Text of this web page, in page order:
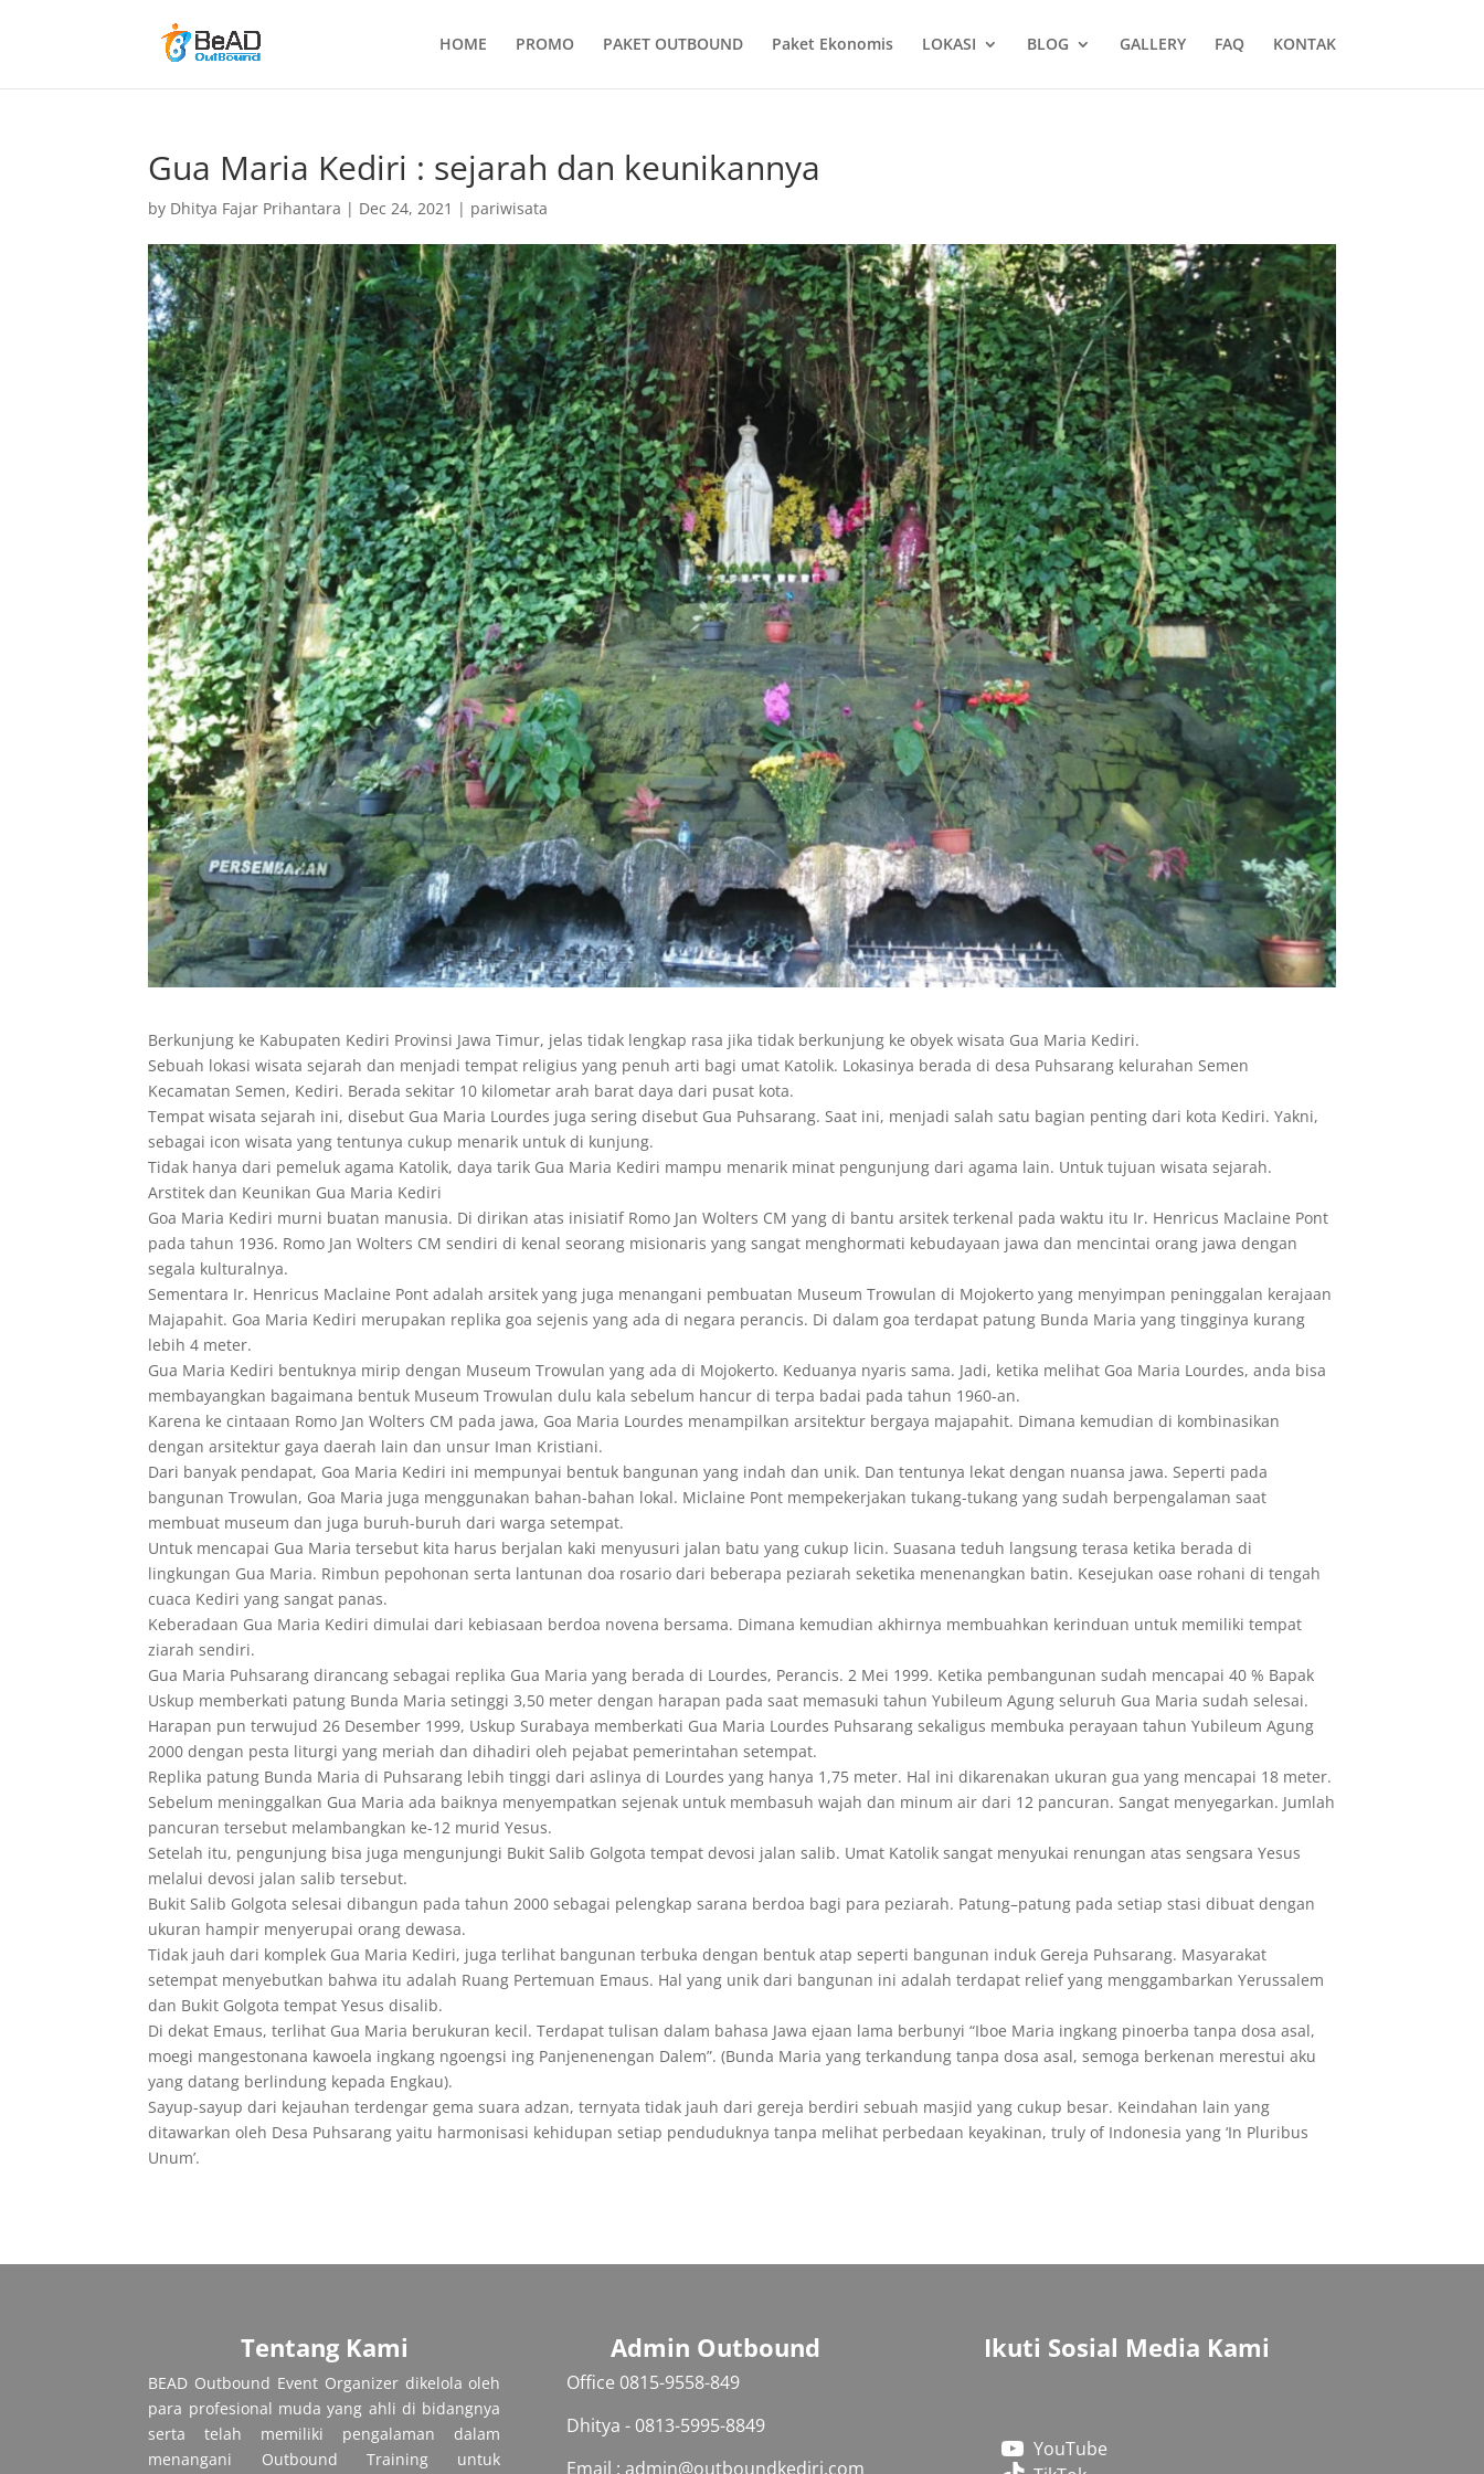
HOME PROMO PAKET OUTBOUND Paket Ekonomis LOKASI BLOG GALLERY FAQ KONTAK
Gua Maria Kediri : sejarah dan keunikannya
by Dhitya Fajar Prihantara | Dec 24, 2021 | pariwisata
Berkunjung ke Kabupaten Kediri Provinsi Jawa Timur, jelas tidak lengkap rasa jika tidak berkunjung ke obyek wisata Gua Maria Kediri.
Sebuah lokasi wisata sejarah dan menjadi tempat religius yang penuh arti bagi umat Katolik. Lokasinya berada di desa Puhsarang kelurahan Semen
Kecamatan Semen, Kediri. Berada sekitar 10 kilometar arah barat daya dari pusat kota.
Tempat wisata sejarah ini, disebut Gua Maria Lourdes juga sering disebut Gua Puhsarang. Saat ini, menjadi salah satu bagian penting dari kota Kediri. Yakni,
sebagai icon wisata yang tentunya cukup menarik untuk di kunjung.
Tidak hanya dari pemeluk agama Katolik, daya tarik Gua Maria Kediri mampu menarik minat pengunjung dari agama lain. Untuk tujuan wisata sejarah.
Arstitek dan Keunikan Gua Maria Kediri
Goa Maria Kediri murni buatan manusia. Di dirikan atas inisiatif Romo Jan Wolters CM yang di bantu arsitek terkenal pada waktu itu Ir. Henricus Maclaine Pont
pada tahun 1936. Romo Jan Wolters CM sendiri di kenal seorang misionaris yang sangat menghormati kebudayaan jawa dan mencintai orang jawa dengan
segala kulturalnya.
Sementara Ir. Henricus Maclaine Pont adalah arsitek yang juga menangani pembuatan Museum Trowulan di Mojokerto yang menyimpan peninggalan kerajaan
Majapahit. Goa Maria Kediri merupakan replika goa sejenis yang ada di negara perancis. Di dalam goa terdapat patung Bunda Maria yang tingginya kurang
lebih 4 meter.
Gua Maria Kediri bentuknya mirip dengan Museum Trowulan yang ada di Mojokerto. Keduanya nyaris sama. Jadi, ketika melihat Goa Maria Lourdes, anda bisa
membayangkan bagaimana bentuk Museum Trowulan dulu kala sebelum hancur di terpa badai pada tahun 1960-an.
Karena ke cintaaan Romo Jan Wolters CM pada jawa, Goa Maria Lourdes menampilkan arsitektur bergaya majapahit. Dimana kemudian di kombinasikan
dengan arsitektur gaya daerah lain dan unsur Iman Kristiani.
Dari banyak pendapat, Goa Maria Kediri ini mempunyai bentuk bangunan yang indah dan unik. Dan tentunya lekat dengan nuansa jawa. Seperti pada
bangunan Trowulan, Goa Maria juga menggunakan bahan-bahan lokal. Miclaine Pont mempekerjakan tukang-tukang yang sudah berpengalaman saat
membuat museum dan juga buruh-buruh dari warga setempat.
Untuk mencapai Gua Maria tersebut kita harus berjalan kaki menyusuri jalan batu yang cukup licin. Suasana teduh langsung terasa ketika berada di
lingkungan Gua Maria. Rimbun pepohonan serta lantunan doa rosario dari beberapa peziarah seketika menenangkan batin. Kesejukan oase rohani di tengah
cuaca Kediri yang sangat panas.
Keberadaan Gua Maria Kediri dimulai dari kebiasaan berdoa novena bersama. Dimana kemudian akhirnya membuahkan kerinduan untuk memiliki tempat
ziarah sendiri.
Gua Maria Puhsarang dirancang sebagai replika Gua Maria yang berada di Lourdes, Perancis. 2 Mei 1999. Ketika pembangunan sudah mencapai 40 % Bapak
Uskup memberkati patung Bunda Maria setinggi 3,50 meter dengan harapan pada saat memasuki tahun Yubileum Agung seluruh Gua Maria sudah selesai.
Harapan pun terwujud 26 Desember 1999, Uskup Surabaya memberkati Gua Maria Lourdes Puhsarang sekaligus membuka perayaan tahun Yubileum Agung
2000 dengan pesta liturgi yang meriah dan dihadiri oleh pejabat pemerintahan setempat.
Replika patung Bunda Maria di Puhsarang lebih tinggi dari aslinya di Lourdes yang hanya 1,75 meter. Hal ini dikarenakan ukuran gua yang mencapai 18 meter.
Sebelum meninggalkan Gua Maria ada baiknya menyempatkan sejenak untuk membasuh wajah dan minum air dari 12 pancuran. Sangat menyegarkan. Jumlah
pancuran tersebut melambangkan ke-12 murid Yesus.
Setelah itu, pengunjung bisa juga mengunjungi Bukit Salib Golgota tempat devosi jalan salib. Umat Katolik sangat menyukai renungan atas sengsara Yesus
melalui devosi jalan salib tersebut.
Bukit Salib Golgota selesai dibangun pada tahun 2000 sebagai pelengkap sarana berdoa bagi para peziarah. Patung–patung pada setiap stasi dibuat dengan
ukuran hampir menyerupai orang dewasa.
Tidak jauh dari komplek Gua Maria Kediri, juga terlihat bangunan terbuka dengan bentuk atap seperti bangunan induk Gereja Puhsarang. Masyarakat
setempat menyebutkan bahwa itu adalah Ruang Pertemuan Emaus. Hal yang unik dari bangunan ini adalah terdapat relief yang menggambarkan Yerussalem
dan Bukit Golgota tempat Yesus disalib.
Di dekat Emaus, terlihat Gua Maria berukuran kecil. Terdapat tulisan dalam bahasa Jawa ejaan lama berbunyi “Iboe Maria ingkang pinoerba tanpa dosa asal,
moegi mangestonana kawoela ingkang ngoengsi ing Panjenenengan Dalem”. (Bunda Maria yang terkandung tanpa dosa asal, semoga berkenan merestui aku
yang datang berlindung kepada Engkau).
Sayup-sayup dari kejauhan terdengar gema suara adzan, ternyata tidak jauh dari gereja berdiri sebuah masjid yang cukup besar. Keindahan lain yang
ditawarkan oleh Desa Puhsarang yaitu harmonisasi kehidupan setiap penduduknya tanpa melihat perbedaan keyakinan, truly of Indonesia yang ‘In Pluribus
Unum’.
Tentang Kami
BEAD Outbound Event Organizer dikelola oleh
para profesional muda yang ahli di bidangnya
serta telah memiliki pengalaman dalam
menangani Outbound Training untuk
Admin Outbound
Office 0815-9558-849‬
Dhitya - 0813-5995-8849
Email : admin@outboundkediri.com
Ikuti Sosial Media Kami
YouTube